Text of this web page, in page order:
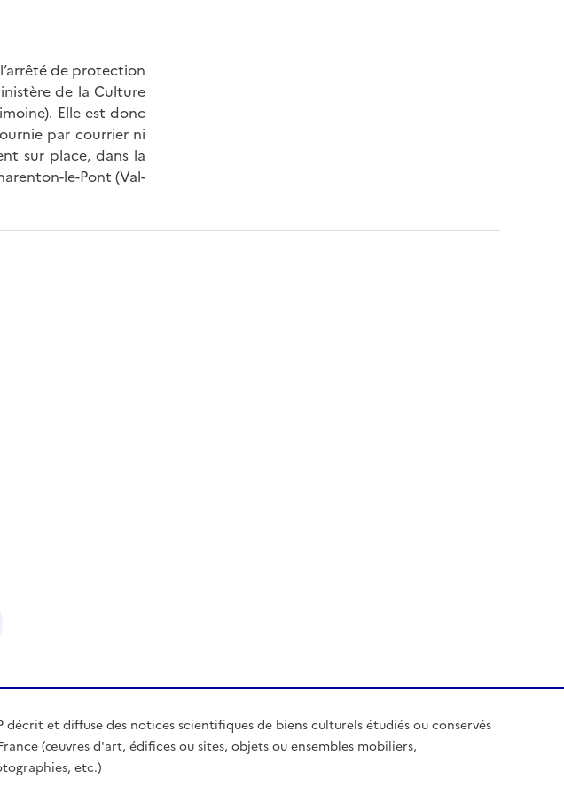
de protection
de la Culture
Elle est donc
par courrier ni
sur place, dans la
le-Pont (Val-
décrit et diffuse des notices scientifiques de biens culturels étudiés ou conservés
(œuvres d'art, édifices ou sites, objets ou ensembles mobiliers,
etc.)